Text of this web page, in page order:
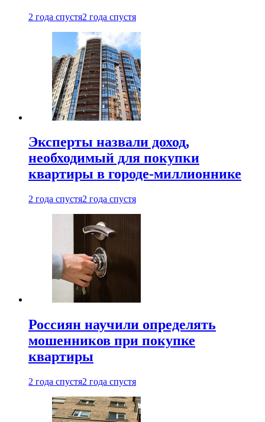
2 года спустя2 года спустя
Эксперты назвали доход,
необходимый для покупки
квартиры в городе-миллионнике
2 года спустя2 года спустя
Россиян научили определять
мошенников при покупке
квартиры
2 года спустя2 года спустя